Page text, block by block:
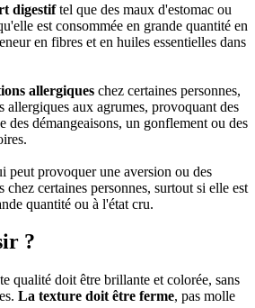
digestiftel que des maux d'estomac ou
est consommée en grande quantité en
en fibres et en huiles essentielles dans
allergiques chez certaines personnes,
allergiques aux agrumes, provoquant des
des démangeaisons, un gonflement ou des
peut provoquer une aversion ou des
chez certaines personnes, surtout si elle est
quantité ou à l'état cru.
?
qualité doit être brillante et colorée, sans
La texture doit être ferme, pas molle